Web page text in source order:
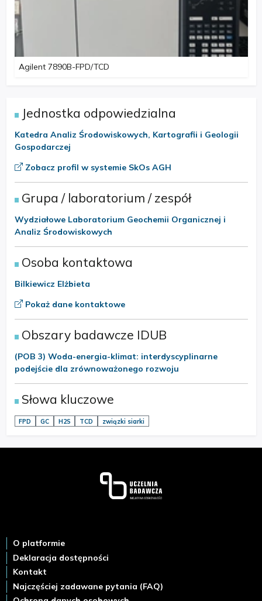
Agilent 7890B-FPD/TCD
Jednostka odpowiedzialna
Katedra Analiz Środowiskowych, Kartografii i Geologii
Gospodarczej
Zobacz profil w systemie SkOs AGH
Grupa / laboratorium / zespół
Wydziałowe Laboratorium Geochemii Organicznej i
Analiz Środowiskowych
Osoba kontaktowa
Bilkiewicz Elżbieta
Pokaż dane kontaktowe
Obszary badawcze IDUB
(POB 3) Woda-energia-klimat: interdyscyplinarne
podejście dla zrównoważonego rozwoju
Słowa kluczowe
FPD GC H2S TCD związki siarki
O platformie
Deklaracja dostępności
Kontakt
Najczęściej zadawane pytania (FAQ)